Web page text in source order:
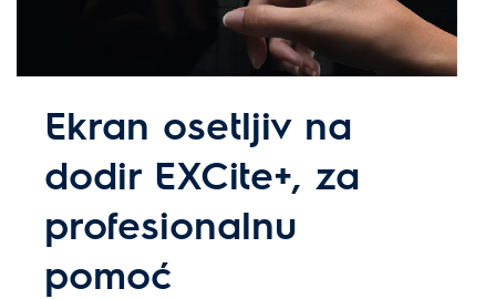
Ekran osetljiv na
dodir EXCite+, za
profesionalnu
pomoć